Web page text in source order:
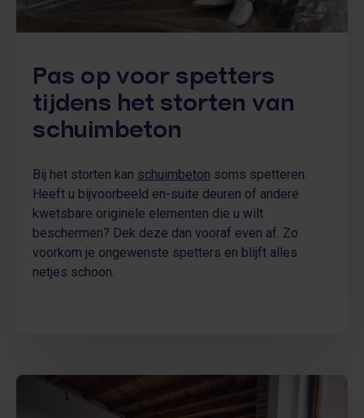
Pas op voor spetters
tijdens het storten van
schuimbeton
Bij het storten kan schuimbeton soms spetteren.
Heeft u bijvoorbeeld en-suite deuren of andere
kwetsbare originele elementen die u wilt
beschermen? Dek deze dan vooraf even af. Zo
voorkom je ongewenste spetters en blijft alles
netjes schoon.